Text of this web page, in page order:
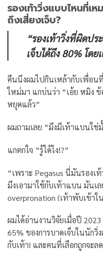
รองเท้าวิ่งแบบไหนที่เ
ถึงเสี่ยงเจ็บ?
“รองเท้าวิ่งที่ผิดปร
เจ็บได้ถึง 80% โดย
คืนนึงผมไปกินเหล้ากับเพื่อน
ใหม่มา แกบ่นว่า “เอ้ย หมิง ข้
หยุดแล้ว”
ผมถามเลย “มึงมีเท้าแบนใช่
แกตกใจ “รู้ได้ไง!?”
“เพราะ Pegasus นี่มันรองเ
มึงเอามาใช้กับเท้าแบน มันเ
overpronation (เท้าพับเข้าใ
ผมได้อ่านงานวิจัยเมื่อปี
65% ของการบาดเจ็บในนักวิ่
กับเท้า! และคนที่เลือกถูกจะล